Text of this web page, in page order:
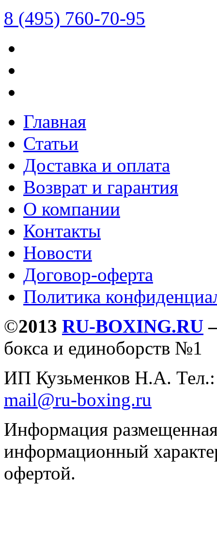
8 (495) 760-70-95
Главная
Статьи
Доставка и оплата
Возврат и гарантия
О компании
Контакты
Новости
Договор-оферта
Политика
©2013 RU-BOXING.RU
бокса и единоборств №1
ИП Кузьменков Н.А.
mail@ru-boxing.ru
Информация
информационный
офертой.